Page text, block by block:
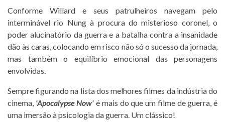
Conforme Willard e seus patrulheiros navegam pelo
interminável rio Nung à procura do misterioso coronel, o
poder alucinatório da guerra e a batalha contra a insanidade
dão às caras, colocando em risco não só o sucesso da jornada,
mas também o equilíbrio emocional das personagens
envolvidas.
Sempre figurando na lista dos melhores filmes da indústria do
cinema, 'Apocalypse Now' é mais do que um filme de guerra, é
uma imersão à psicologia da guerra. Um clássico!